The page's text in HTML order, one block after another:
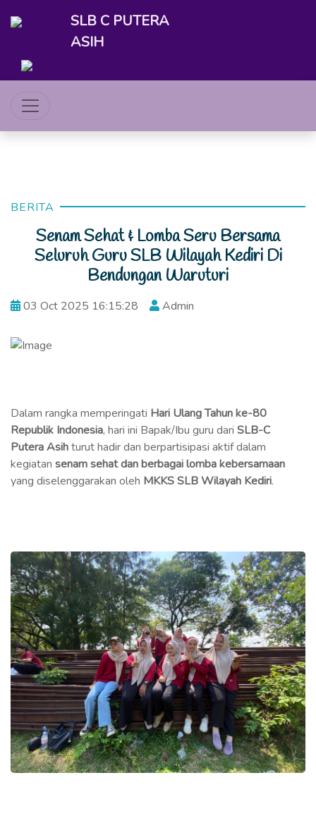
SLB C PUTERA
ASIH
BERITA
Senam Sehat & Lomba Seru Bersama
Seluruh Guru SLB Wilayah Kediri Di
Bendungan Waruturi
03 Oct 2025 16:15:28 Admin
Dalam rangka memperingati Hari Ulang Tahun ke-80
Republik Indonesia, hari ini Bapak/Ibu guru dari SLB-C
Putera Asihturut hadir dan berpartisipasi aktif dalam
kegiatan senam sehat dan berbagai lomba kebersamaan
yang diselenggarakan oleh MKKS SLB Wilayah Kediri.